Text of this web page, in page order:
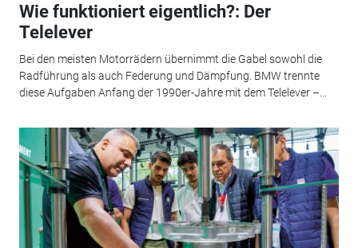
Wie funktioniert eigentlich?: Der
Telelever
Bei den meisten Motorrädern übernimmt die Gabel sowohl die
Radführung als auch Federung und Dämpfung. BMW trennte
diese Aufgaben Anfang der 1990er-Jahre mit dem Telelever –...